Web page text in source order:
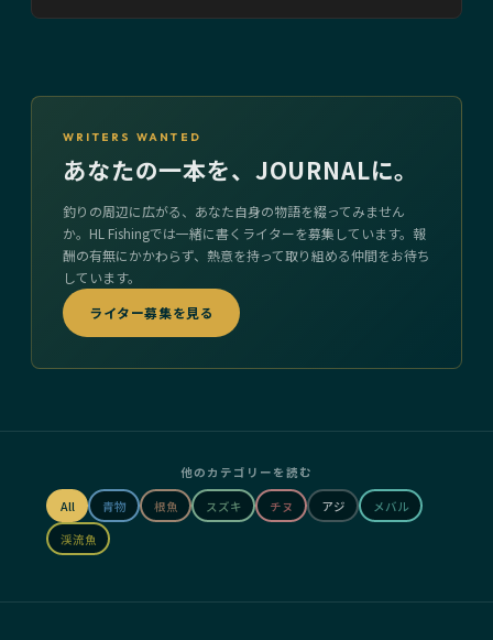
WRITERS WANTED
あなたの一本を、JOURNALに。
釣りの周辺に広がる、あなた自身の物語を綴ってみません
か。HL Fishingでは一緒に書くライターを募集しています。報
酬の有無にかかわらず、熱意を持って取り組める仲間をお待ち
しています。
ライター募集を見る
他のカテゴリーを読む
All 青物 根魚 スズキ チヌ アジ
メバル
渓流魚